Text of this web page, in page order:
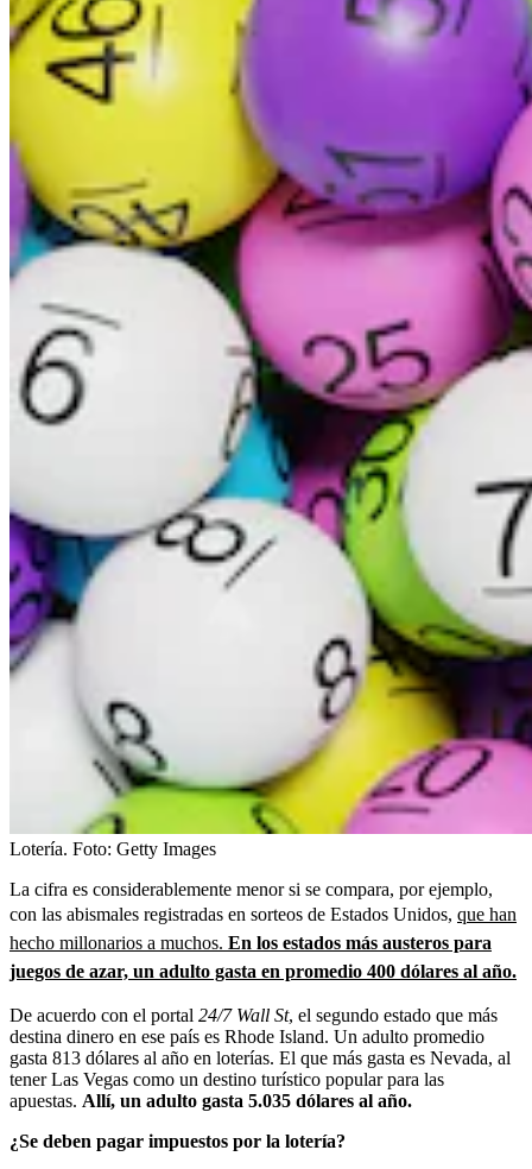
Lotería. Foto: Getty Images
La cifra es considerablemente menor si se compara, por ejemplo,
con las abismales registradas en sorteos de Estados Unidos, que han
hecho millonarios a muchos. En los estados más austeros para
juegos de azar, un adulto gasta en promedio 400 dólares al año.
De acuerdo con el portal 24/7 Wall St, el segundo estado que más
destina dinero en ese país es Rhode Island. Un adulto promedio
gasta 813 dólares al año en loterías. El que más gasta es Nevada, al
tener Las Vegas como un destino turístico popular para las
apuestas. Allí, un adulto gasta 5.035 dólares al año.
¿Se deben pagar impuestos por la lotería?